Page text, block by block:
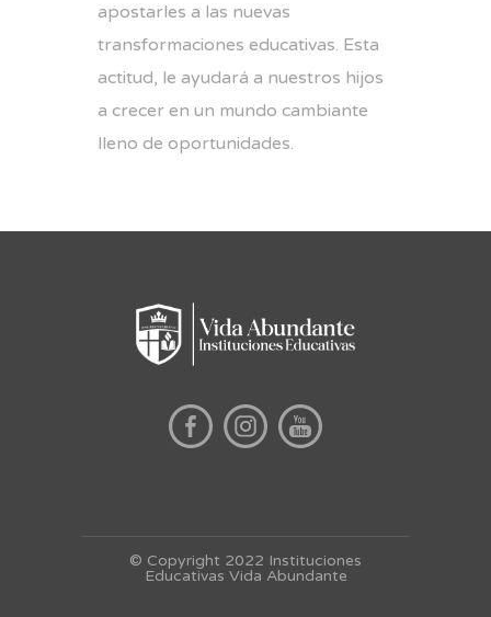
apostarles a las nuevas
transformaciones educativas. Esta
actitud, le ayudará a nuestros hijos
a crecer en un mundo cambiante
lleno de oportunidades.
© Copyright 2022 Instituciones
Educativas Vida Abundante